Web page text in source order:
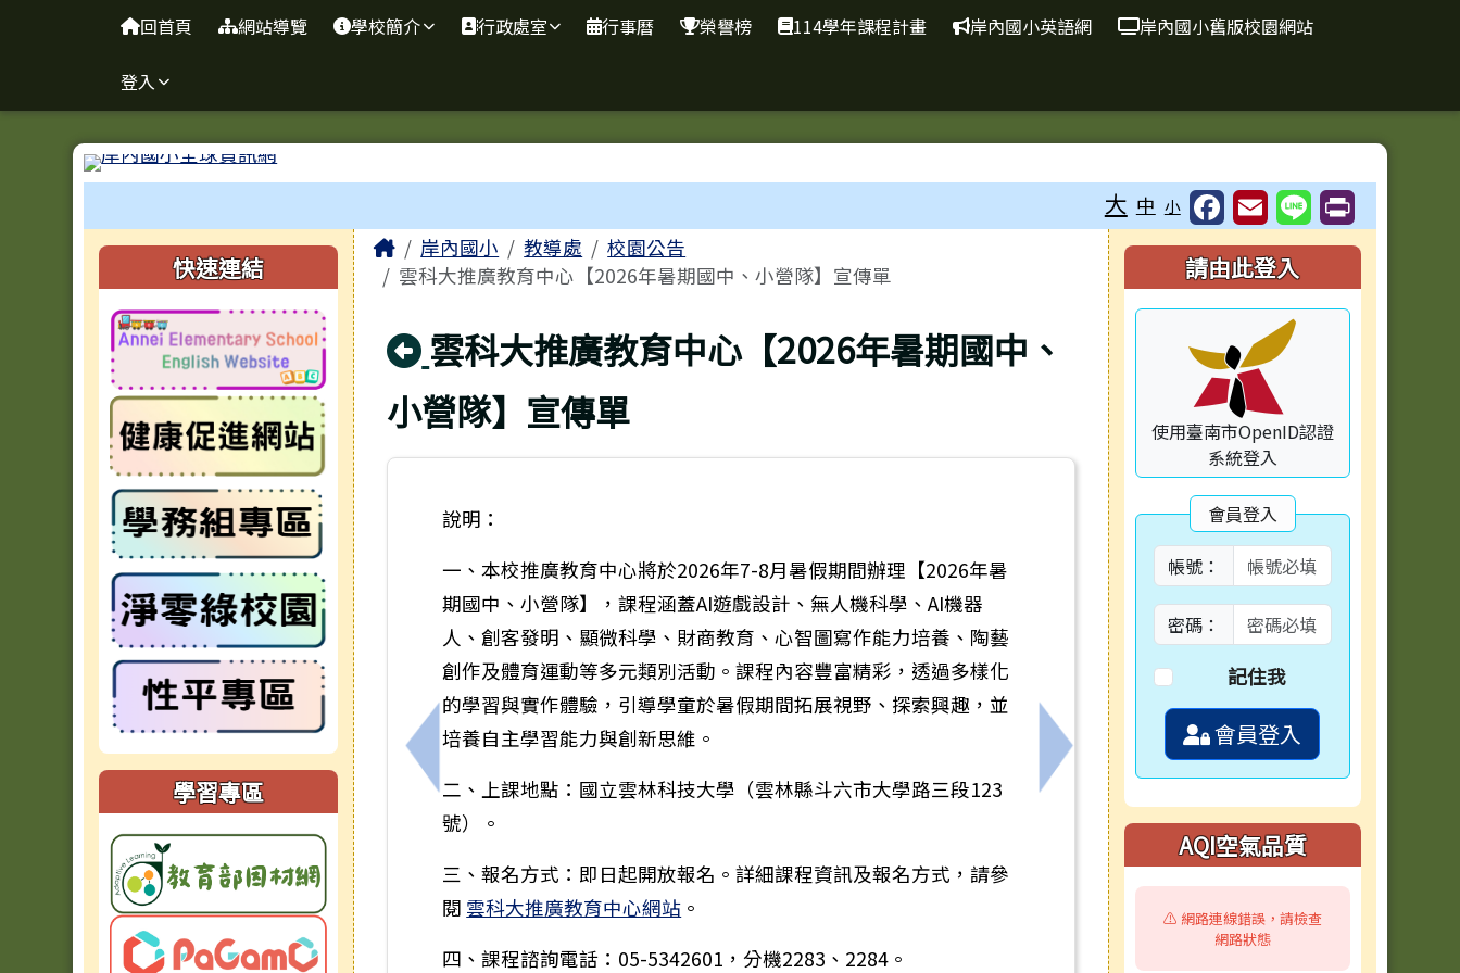
台南市岸內國小全球資訊網
回首頁 網站導覽 學校簡介 行政處室 行事曆 榮譽榜 114學年課程計畫 岸內國小英語網 岸內國小舊版校園網站
登入
大 中 小
左邊區域內容
快速連結
學習專區
主內容區域
Home岸內國小 教導處
校園公告
雲科大推廣教育中心【2026年暑期國中、小營隊】宣傳單
回上頁
雲科大推廣教育中心【2026年暑期國中、
小營隊】宣傳單
上一筆：國立臺北教育大學經教育部核定辦理【115學年度偏遠地區學校學士後教育學分班】
說明：
一、本校推廣教育中心將於2026年7-8月暑假期間辦理【2026年暑
期國中、小營隊】，課程涵蓋AI遊戲設計、無人機科學、AI機器
人、創客發明、顯微科學、財商教育、心智圖寫作能力培養、陶藝
創作及體育運動等多元類別活動。課程內容豐富精彩，透過多樣化
的學習與實作體驗，引導學童於暑假期間拓展視野、探索興趣，並
培養自主學習能力與創新思維。
二、上課地點：國立雲林科技大學（雲林縣斗六市大學路三段123
號）。
三、報名方式：即日起開放報名。詳細課程資訊及報名方式，請參
閱 雲科大推廣教育中心網站 。
四、課程諮詢電話：05-5342601，分機2283、2284。
下一筆：轉知教育部國民及學前教育署「115
右邊區域內容
請由此登入
使用臺南市OpenID認證
系統登入
會員登入
帳號：
密碼：
記住我
會員登入
AQI空氣品質
⚠️ 網路連線錯誤，請檢查
網路狀態
頁尾區域